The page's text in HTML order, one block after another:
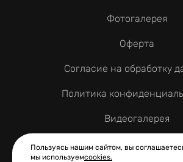
Фотогалерея
Оферта
Согласие на обработку
Политика
Видеогалерея
Контакты
Пользуясь нашим сайтом, вы
мы используемcookies.